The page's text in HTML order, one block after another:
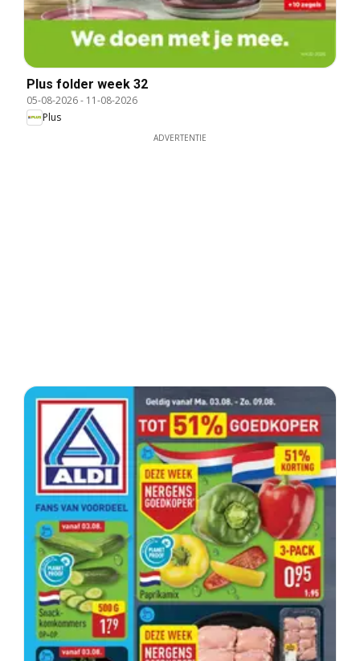
Plus folder week 32
05-08-2026- 11-08-2026
Plus
ADVERTENTIE